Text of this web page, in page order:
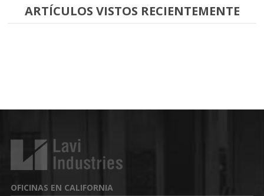
ARTÍCULOS VISTOS RECIENTEMENTE
OFICINAS EN CALIFORNIA